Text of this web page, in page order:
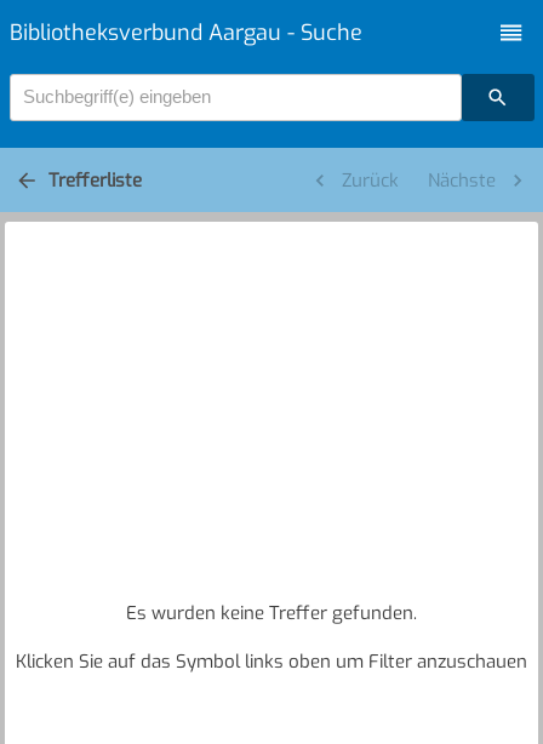
Bibliotheksverbund Aargau - Suche
Suchbegriff(e) eingeben
Trefferliste Zurück Nächste
Es wurden keine Treffer gefunden.
Klicken Sie auf das Symbol links oben um Filter anzuschauen